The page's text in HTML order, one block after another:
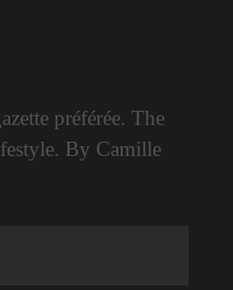
préférée. The
By Camille